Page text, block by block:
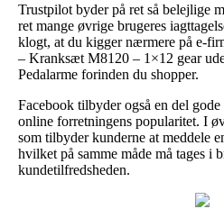
Trustpilot byder på ret så belejlige
ret mange øvrige brugeres
klogt, at du kigger nærmere på e-
– Kranksæt M8120 – 1×12 gear
Pedalarme forinden du shopper.
Facebook tilbyder også en del
online forretningens popularitet. I
som tilbyder kunderne at meddele
hvilket på samme måde må tages i
kundetilfredsheden.